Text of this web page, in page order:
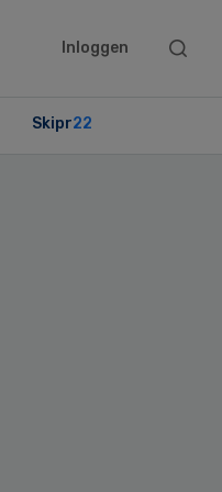
Inloggen
Search
Skipr22